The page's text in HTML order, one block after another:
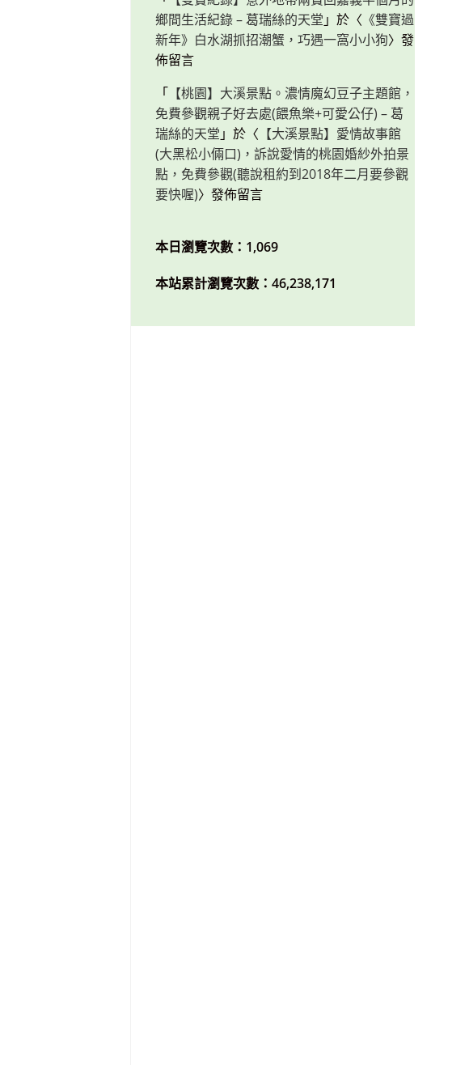
鄉間生活紀錄 – 葛瑞絲的天堂 」於〈 《雙寶過
新年》白水湖抓招潮蟹，巧遇一窩小小狗〉發
佈留言
「 【桃園】大溪景點。濃情魔幻豆子主題館，
免費參觀親子好去處(餵魚樂+可愛公仔) – 葛
瑞絲的天堂 」於〈 【大溪景點】愛情故事館
(大黑松小倆口)，訴說愛情的桃園婚紗外拍景
點，免費參觀(聽說租約到2018年二月要參觀
要快喔)〉發佈留言
本日瀏覽次數：1,069
本站累計瀏覽次數：46,238,171